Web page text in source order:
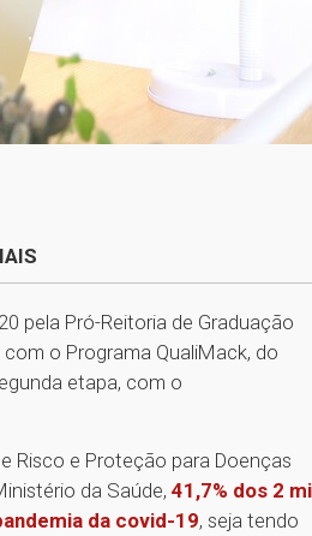
pela Pró-Reitoria de Graduação
com o Programa QualiMack, do
etapa, com o
Risco e Proteção para Doenças
da Saúde, 41,7% dos 2
da covid-19, seja tendo